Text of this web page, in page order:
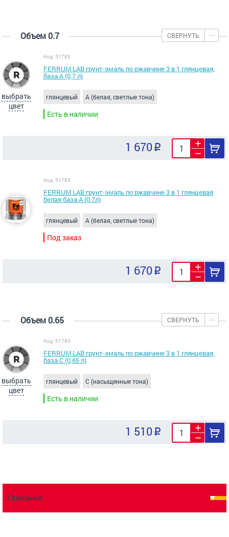
Объем 0.7 СВЕРНУТЬ
выбрать
цвет
Код: 51785
FERRUM LAB грунт-эмаль по ржавчине 3 в 1 глянцевая,
база А (0,7 л)
глянцевый A (белая, светлые тона)
Есть в наличии
1 670
Код: 51785
FERRUM LAB грунт-эмаль по ржавчине 3 в 1 глянцевая
белая база А (0,7л)
глянцевый A (белая, светлые тона)
Под заказ
1 670
Объем 0.65 СВЕРНУТЬ
выбрать
цвет
Код: 51793
FERRUM LAB грунт-эмаль по ржавчине 3 в 1 глянцевая,
база С (0,65 л)
глянцевый C (насыщенные тона)
Есть в наличии
1 510
Описание